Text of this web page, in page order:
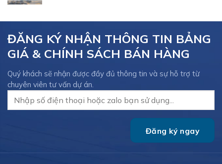
ĐĂNG KÝ NHẬN THÔNG TIN BẢNG
GIÁ & CHÍNH SÁCH BÁN HÀNG
Quý khách sẽ nhận được đầy đủ thông tin và sự hỗ trợ từ
chuyên viên tư vấn dự án.